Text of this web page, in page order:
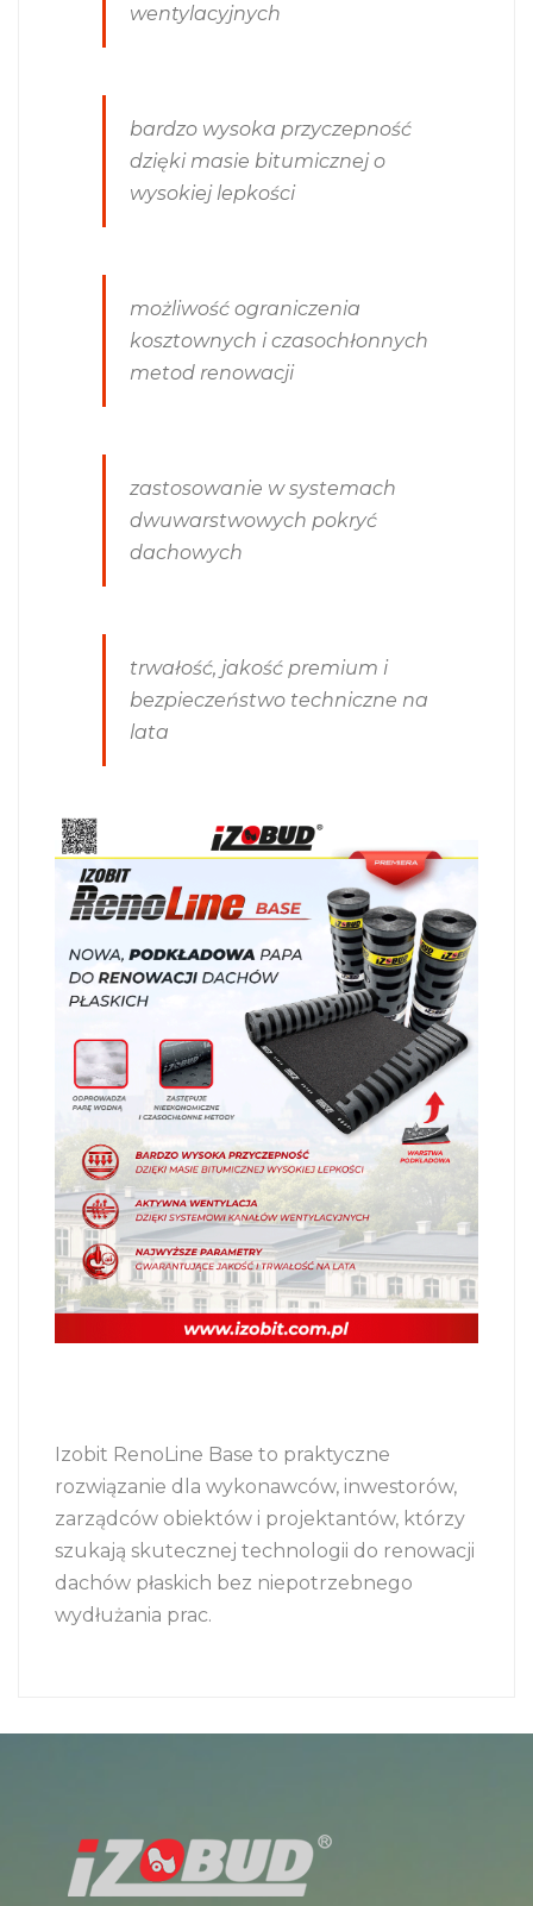
wentylacyjnych
bardzo wysoka przyczepność
dzięki masie bitumicznej o
wysokiej lepkości
możliwość ograniczenia
kosztownych i czasochłonnych
metod renowacji
zastosowanie w systemach
dwuwarstwowych pokryć
dachowych
trwałość, jakość premium i
bezpieczeństwo techniczne na
lata
Izobit RenoLine Base to praktyczne
rozwiązanie dla wykonawców, inwestorów,
zarządców obiektów i projektantów, którzy
szukają skutecznej technologii do renowacji
dachów płaskich bez niepotrzebnego
wydłużania prac.